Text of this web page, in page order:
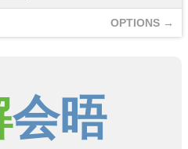
OPTIONS →
会晤